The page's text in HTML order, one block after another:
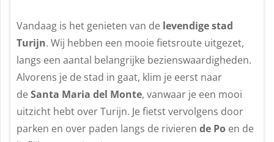
Vandaag is het genieten van de levendige stad
Turijn. Wij hebben een mooie fietsroute uitgezet,
langs een aantal belangrijke bezienswaardigheden.
Alvorens je de stad in gaat, klim je eerst naar
deSanta Maria del Monte, vanwaar je een mooi
uitzicht hebt over Turijn. Je fietst vervolgens door
parken en over paden langs de rivieren de Po en de